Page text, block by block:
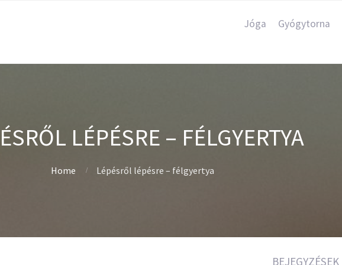
Jóga Gyógytorna
LÉPÉSRE – FÉLGYERTYA
Home Lépésről lépésre – félgyertya
BEJEGYZÉSEK